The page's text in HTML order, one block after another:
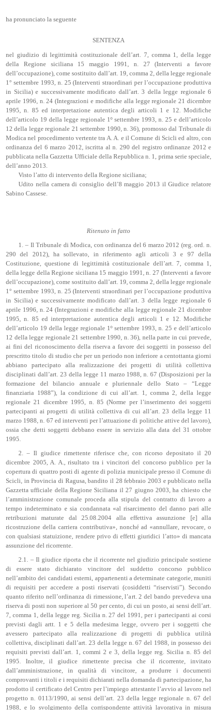
ha pronunciato la seguente
SENTENZA
nel giudizio di legittimità costituzionale dell’art. 7, comma 1, della legge
della Regione siciliana 15 maggio 1991, n. 27 (Interventi a favore
dell’occupazione), come sostituito dall’art. 19, comma 2, della legge regionale
1° settembre 1993, n. 25 (Interventi straordinari per l’occupazione produttiva
in Sicilia) e successivamente modificato dall’art. 3 della legge regionale 6
aprile 1996, n. 24 (Integrazioni e modifiche alla legge regionale 21 dicembre
1995, n. 85 ed interpretazione autentica degli articoli 1 e 12. Modifiche
dell’articolo 19 della legge regionale 1º settembre 1993, n. 25 e dell’articolo
12 della legge regionale 21 settembre 1990, n. 36), promosso dal Tribunale di
Modica nel procedimento vertente tra A. A. e il Comune di Scicli ed altro, con
ordinanza del 6 marzo 2012, iscritta al n. 290 del registro ordinanze 2012 e
pubblicata nella Gazzetta Ufficiale della Repubblica n. 1, prima serie speciale,
dell’anno 2013.
Visto l’atto di intervento della Regione siciliana;
Udito nella camera di consiglio dell’8 maggio 2013 il Giudice relatore
Sabino Cassese.
Ritenuto in fatto
1. – Il Tribunale di Modica, con ordinanza del 6 marzo 2012 (reg. ord. n.
290 del 2012), ha sollevato, in riferimento agli articoli 3 e 97 della
Costituzione, questione di legittimità costituzionale dell’art. 7, comma 1,
della legge della Regione siciliana 15 maggio 1991, n. 27 (Interventi a favore
dell’occupazione), come sostituito dall’art. 19, comma 2, della legge regionale
1° settembre 1993, n. 25 (Interventi straordinari per l’occupazione produttiva
in Sicilia) e successivamente modificato dall’art. 3 della legge regionale 6
aprile 1996, n. 24 (Integrazioni e modifiche alla legge regionale 21 dicembre
1995, n. 85 ed interpretazione autentica degli articoli 1 e 12. Modifiche
dell’articolo 19 della legge regionale 1º settembre 1993, n. 25 e dell’articolo
12 della legge regionale 21 settembre 1990, n. 36), nella parte in cui prevede,
ai fini del riconoscimento della riserva a favore dei soggetti in possesso del
prescritto titolo di studio che per un periodo non inferiore a centottanta giorni
abbiano partecipato alla realizzazione dei progetti di utilità collettiva
disciplinati dall’art. 23 della legge 11 marzo 1988, n. 67 (Disposizioni per la
formazione del bilancio annuale e pluriennale dello Stato – “Legge
finanziaria 1988”), la condizione di cui all’art. 1, comma 2, della legge
regionale 21 dicembre 1995, n. 85 (Norme per l’inserimento dei soggetti
partecipanti ai progetti di utilità collettiva di cui all’art. 23 della legge 11
marzo 1988, n. 67 ed interventi per l’attuazione di politiche attive del lavoro),
ossia che detti soggetti debbano essere in servizio alla data del 31 ottobre
1995.
2. – Il giudice rimettente riferisce che, con ricorso depositato il 20
dicembre 2005, A. A., risultato tra i vincitori del concorso pubblico per la
copertura di quattro posti di agente di polizia municipale presso il Comune di
Scicli, in Provincia di Ragusa, bandito il 28 febbraio 2003 e pubblicato nella
Gazzetta ufficiale della Regione Siciliana il 27 giugno 2003, ha chiesto che
l’amministrazione comunale proceda alla stipula del contratto di lavoro a
tempo indeterminato e sia condannata «al risarcimento del danno pari alle
retribuzioni maturate dal 25.08.2004 alla effettiva assunzione [e] alla
ricostruzione della carriera contributiva», nonché ad «annullare, revocare, o
con qualsiasi statuizione, rendere privo di effetti giuridici l’atto» di mancata
assunzione del ricorrente.
2.1. – Il giudice riporta che il ricorrente nel giudizio principale sostiene
di essere stato dichiarato vincitore del suddetto concorso pubblico
nell’ambito dei candidati esterni, appartenenti a determinate categorie, muniti
di requisiti per accedere a posti riservati (cosiddetti “riservisti”). Secondo
quanto riferito nell’ordinanza di rimessione, l’art. 2 del bando prevedeva una
riserva di posti non superiore al 50 per cento, di cui un posto, ai sensi dell’art.
7, comma 1, della legge reg. Sicilia n. 27 del 1991, per i partecipanti ai corsi
previsti dagli artt. 1 e 5 della medesima legge, ovvero per i soggetti che
avessero partecipato alla realizzazione di progetti di pubblica utilità
collettiva, disciplinati dall’art. 23 della legge n. 67 del 1988, in possesso dei
requisiti previsti dall’art. 1, commi 2 e 3, della legge reg. Sicilia n. 85 del
1995. Inoltre, il giudice rimettente precisa che il ricorrente, invitato
dall’amministrazione, in qualità di vincitore, a produrre i documenti
comprovanti i titoli e i requisiti dichiarati nella domanda di partecipazione, ha
prodotto il certificato del Centro per l’impiego attestante l’avvio al lavoro nel
progetto n. 0113/1990, ai sensi dell’art. 23 della legge regionale n. 67 del
1988, e lo svolgimento della corrispondente attività lavorativa in misura